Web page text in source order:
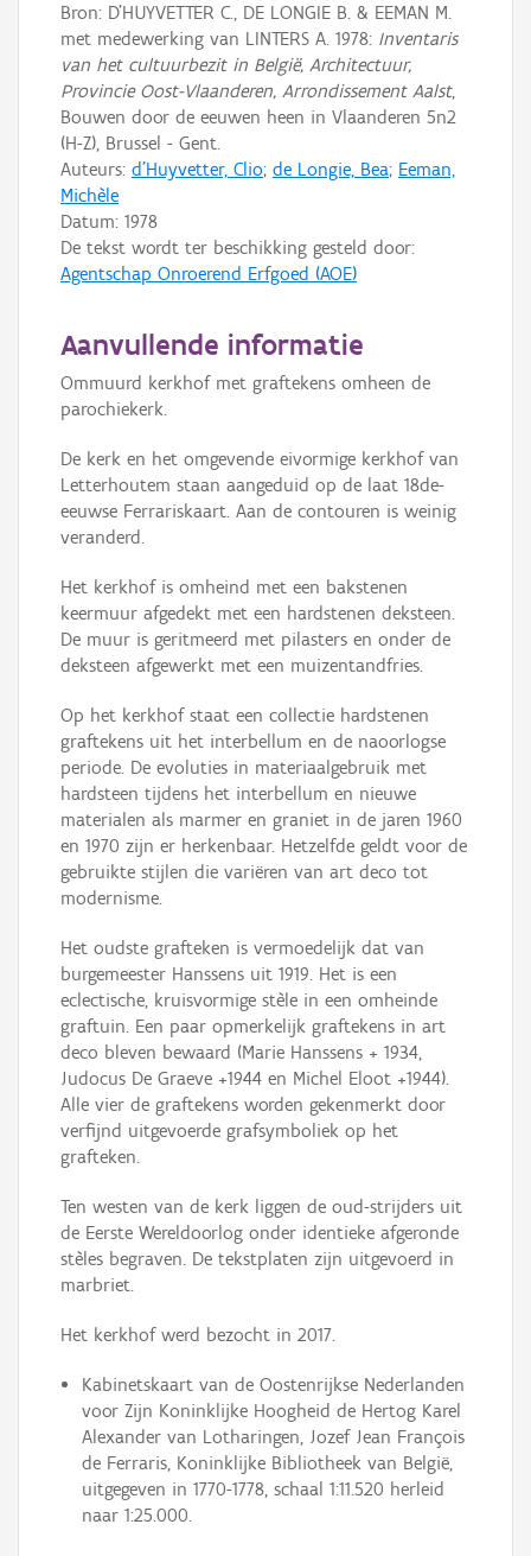
Bron: D'HUYVETTER C., DE LONGIE B. & EEMAN M.
met medewerking van LINTERS A. 1978: Inventaris
van het cultuurbezit in België, Architectuur,
Provincie Oost-Vlaanderen, Arrondissement Aalst,
Bouwen door de eeuwen heen in Vlaanderen 5n2
(H-Z), Brussel - Gent.
Auteurs: d'Huyvetter, Clio; de Longie, Bea; Eeman,
Michèle
Datum: 1978
De tekst wordt ter beschikking gesteld door:
Agentschap Onroerend Erfgoed (AOE)
Aanvullende informatie
Ommuurd kerkhof met graftekens omheen de
parochiekerk.
De kerk en het omgevende eivormige kerkhof van
Letterhoutem staan aangeduid op de laat 18de-
eeuwse Ferrariskaart. Aan de contouren is weinig
veranderd.
Het kerkhof is omheind met een bakstenen
keermuur afgedekt met een hardstenen deksteen.
De muur is geritmeerd met pilasters en onder de
deksteen afgewerkt met een muizentandfries.
Op het kerkhof staat een collectie hardstenen
graftekens uit het interbellum en de naoorlogse
periode. De evoluties in materiaalgebruik met
hardsteen tijdens het interbellum en nieuwe
materialen als marmer en graniet in de jaren 1960
en 1970 zijn er herkenbaar. Hetzelfde geldt voor de
gebruikte stijlen die variëren van art deco tot
modernisme.
Het oudste grafteken is vermoedelijk dat van
burgemeester Hanssens uit 1919. Het is een
eclectische, kruisvormige stèle in een omheinde
graftuin. Een paar opmerkelijk graftekens in art
deco bleven bewaard (Marie Hanssens + 1934,
Judocus De Graeve +1944 en Michel Eloot +1944).
Alle vier de graftekens worden gekenmerkt door
verfijnd uitgevoerde grafsymboliek op het
grafteken.
Ten westen van de kerk liggen de oud-strijders uit
de Eerste Wereldoorlog onder identieke afgeronde
stèles begraven. De tekstplaten zijn uitgevoerd in
marbriet.
Het kerkhof werd bezocht in 2017.
Kabinetskaart van de Oostenrijkse Nederlanden
voor Zijn Koninklijke Hoogheid de Hertog Karel
Alexander van Lotharingen, Jozef Jean François
de Ferraris, Koninklijke Bibliotheek van België,
uitgegeven in 1770-1778, schaal 1:11.520 herleid
naar 1:25.000.